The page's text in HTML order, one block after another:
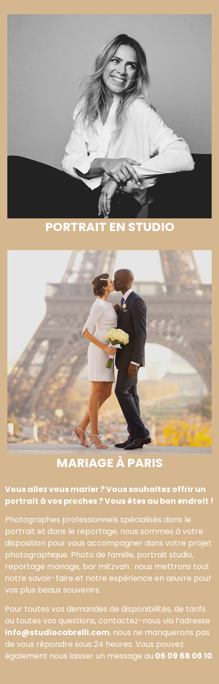
PORTRAIT EN STUDIO
MARIAGE À PARIS
Vous allez vous marier ? Vous souhaitez offrir un
portrait à vos proches ? Vous êtes au bon endroit !
Photographes professionnels spécialisés dans le
portrait et dans le reportage, nous sommes à votre
disposition pour vous accompagner dans votre projet
photographique. Photo de famille, portrait studio,
reportage mariage, bar mitzvah : nous mettrons tout
notre savoir-faire et notre expérience en œuvre pour
vos plus beaux souvenirs.
Pour toutes vos demandes de disponibilités, de tarifs
ou toutes vos questions, contactez-nous via l’adresse
info@studiocabrelli.com, nous ne manquerons pas
de vous répondre sous 24 heures. Vous pouvez
également nous laisser un message au 06 09 68 06 10.